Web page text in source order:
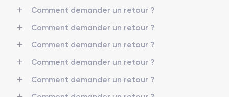
Comment demander un retour ?
Comment demander un retour ?
Comment demander un retour ?
Comment demander un retour ?
Comment demander un retour ?